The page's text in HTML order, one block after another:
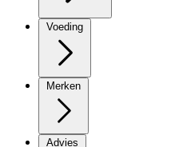
Voeding
Merken
Advies